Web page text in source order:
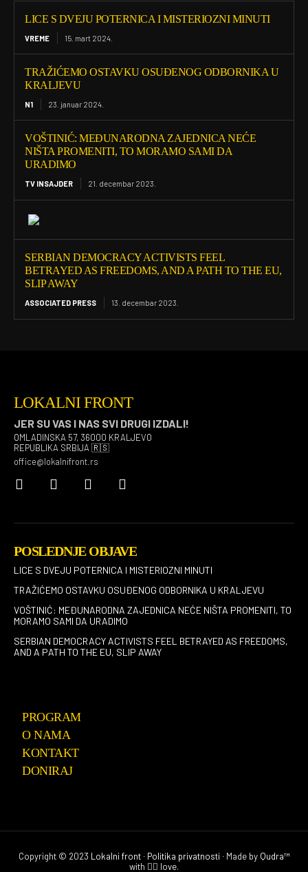
LICE S DVEJU POTERNICA I MISTERIOZNI MINUTI
VREME 15. mart 2024.
TRAŽIĆEMO OSTAVKU OSUĐENOG ODBORNIKA U
KRALJEVU
N1 23. januar 2024.
VOŠTINIĆ: MEĐUNARODNA ZAJEDNICA NEĆE
NIŠTA PROMENITI, TO MORAMO SAMI DA
URADIMO
TV INSAJDER 21. decembar 2023.
SERBIAN DEMOCRACY ACTIVISTS FEEL
BETRAYED AS FREEDOMS, AND A PATH TO THE EU,
SLIP AWAY
ASSOCIATED PRESS 13. decembar 2023.
LOKALNI FRONT
JER SU VAS I NAS SVI DRUGI IZDALI!
OMLADINSKA 57, 36000 KRALJEVO
REPUBLIKA SRBIJA 🇷🇸
office@lokalnifront.rs
POSLEDNJE OBJAVE
LICE S DVEJU POTERNICA I MISTERIOZNI MINUTI
TRAŽIĆEMO OSTAVKU OSUĐENOG ODBORNIKA U KRALJEVU
VOŠTINIĆ: MEĐUNARODNA ZAJEDNICA NEĆE NIŠTA PROMENITI, TO
MORAMO SAMI DA URADIMO
SERBIAN DEMOCRACY ACTIVISTS FEEL BETRAYED AS FREEDOMS,
AND A PATH TO THE EU, SLIP AWAY
PROGRAM
O NAMA
KONTAKT
DONIRAJ
Copyright © 2023 Lokalni front∙ Politika privatnosti ∙ Made by Qudra™
with ❤️‍🔥 love.